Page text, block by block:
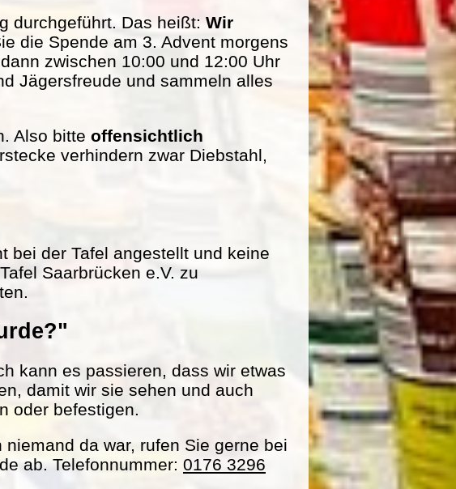
durchgeführt. Das heißt: Wir
die Spende am 3. Advent morgens
zwischen 10:00 und 12:00 Uhr
Jägersfreude und sammeln alles
Also bitte offensichtlich
verhindern zwar Diebstahl,
bei der Tafel angestellt und keine
Saarbrücken e.V. zu
kann es passieren, dass wir etwas
damit wir sie sehen und auch
oder befestigen.
da war, rufen Sie gerne bei
ab. Telefonnummer: 0176 3296